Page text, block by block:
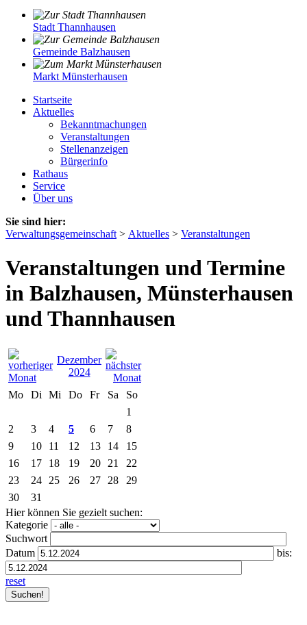
Stadt Thannhausen
Gemeinde Balzhausen
Markt Münsterhausen
Startseite
Aktuelles
Bekanntmachungen
Veranstaltungen
Stellenanzeigen
Bürgerinfo
Rathaus
Service
Über uns
Sie sind hier:
Verwaltungsgemeinschaft > Aktuelles > Veranstaltungen
Veranstaltungen und Termine
in Balzhausen, Münsterhausen
und Thannhausen
Dezember
2024
Mo
Di Mi Do Fr Sa
So
1
2
3 4 5 6 7
8
9
10 11 12 13 14
15
16
17 18 19 20 21
22
23
24 25 26 27 28
29
30
31
Hier können Sie gezielt suchen:
Kategorie
Suchwort
Datum
bis:
reset